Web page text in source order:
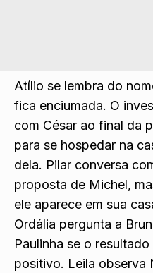
Atílio se lembra do
fica enciumada. O
com César ao final da
para se hospedar na
dela. Pilar conversa
proposta de Michel,
ele aparece em sua
Ordália pergunta a
Paulinha se o resultado
positivo. Leila observa